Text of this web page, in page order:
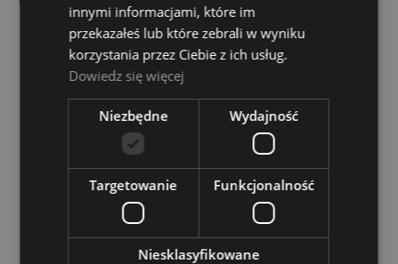
Pokrowiec do Ukulele - KG CX B UK21GY Szary
Dostępność:
innymi informacjami, które im
przekazałeś lub które zebrali w wyniku
korzystania przez Ciebie z ich usług.
Dowiedz się więcej
Niezbędne Wydajność
Targetowanie Funkcjonalność
Niesklasyfikowane